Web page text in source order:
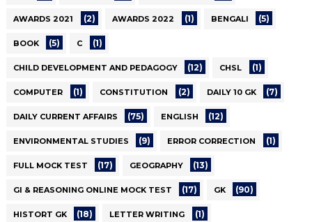
AWARDS 2021 (2) AWARDS 2022 (1) BENGALI (5)
BOOK (5) C (1)
CHILD DEVELOPMENT AND PEDAGOGY (12) CHSL (1)
COMPUTER (1) CONSTITUTION (2) DAILY 10 GK (7)
DAILY CURRENT AFFAIRS (75) ENGLISH (12)
ENVIRONMENTAL STUDIES (9) ERROR CORRECTION (1)
FULL MOCK TEST (17) GEOGRAPHY (13)
GI & REASONING ONLINE MOCK TEST (17) GK (90)
HISTORT GK (18) LETTER WRITING (1)